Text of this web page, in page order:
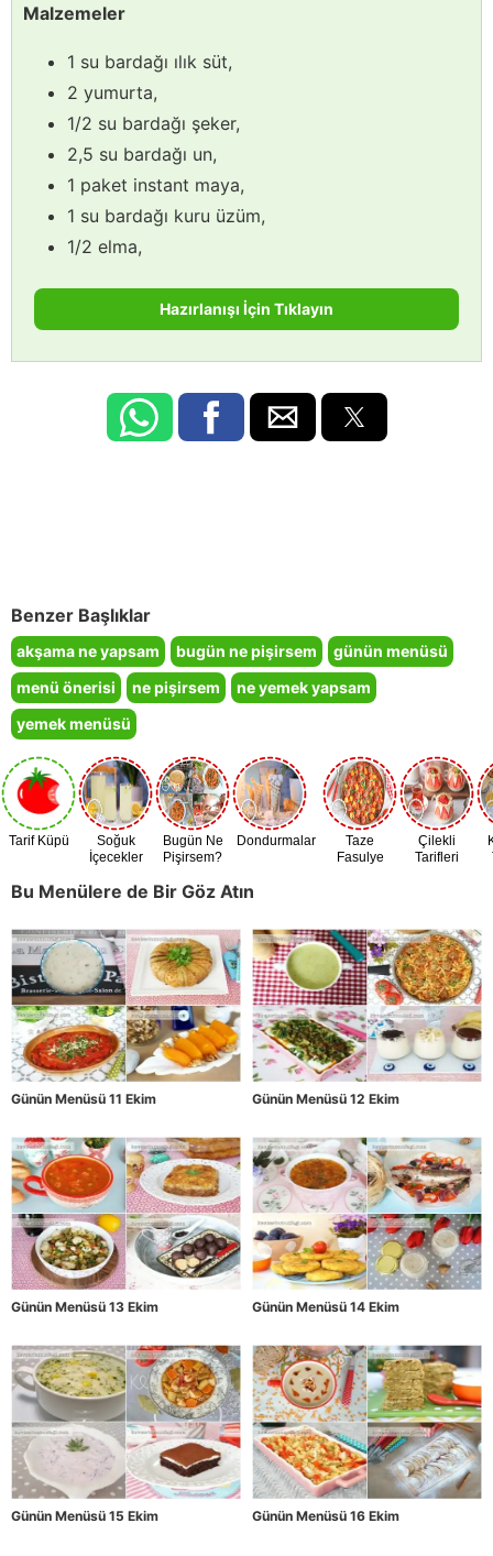
Malzemeler
1 su bardağı ılık süt,
2 yumurta,
1/2 su bardağı şeker,
2,5 su bardağı un,
1 paket instant maya,
1 su bardağı kuru üzüm,
1/2 elma,
Hazırlanışı İçin Tıklayın
Benzer Başlıklar
akşama ne yapsam bugün ne pişirsem
günün menüsü
menü önerisi
ne pişirsem
ne yemek yapsam
yemek menüsü
Tarif Küpü
Soğuk
İçecekler
Bugün Ne
Pişirsem?
Dondurmalar
Taze
Fasulye
Çilekli
Tarifleri
Bu Menülere de Bir Göz Atın
Günün Menüsü 11 Ekim Günün Menüsü 12 Ekim
Günün Menüsü 13 Ekim Günün Menüsü 14 Ekim
Günün Menüsü 15 Ekim Günün Menüsü 16 Ekim